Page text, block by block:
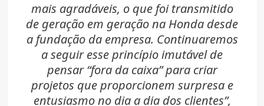
mais agradáveis, o que foi transmitido
de geração em geração na Honda desde
a fundação da empresa. Continuaremos
a seguir esse princípio imutável de
pensar “fora da caixa” para criar
projetos que proporcionem surpresa e
entusiasmo no dia a dia dos clientes”,